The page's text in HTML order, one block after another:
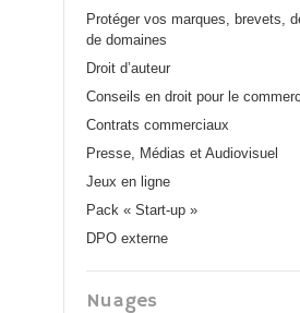
Protéger vos marques, brevets,
de domaines
Droit d’auteur
Conseils en droit pour le
Contrats commerciaux
Presse, Médias et Audiovisuel
Jeux en ligne
Pack « Start-up »
DPO externe
Nuages